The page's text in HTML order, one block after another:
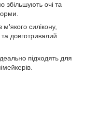
збільшують очі та
м'якого силікону,
довготривалий
підходять для